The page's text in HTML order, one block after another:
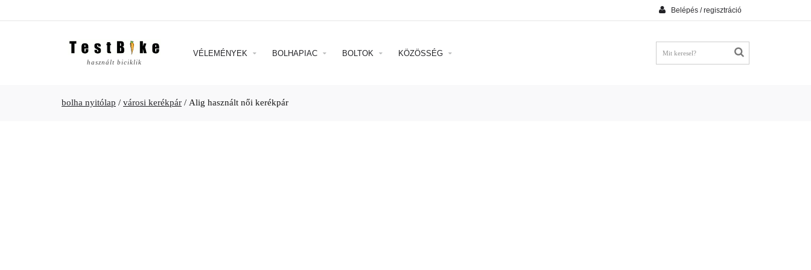
Belépés / regisztráció
használt biciklik
VÉLEMÉNYEK BOLHAPIAC BOLTOK KÖZÖSSÉG
bolha nyitólap / városi kerékpár / Alig használt női kerékpár